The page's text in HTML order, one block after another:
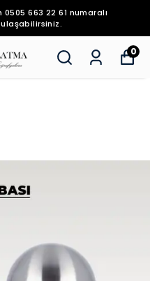
663 22 61 numaralı
0